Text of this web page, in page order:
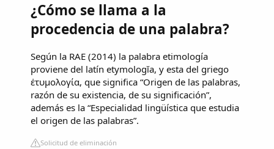
¿Cómo se llama a la
procedencia de una palabra?
Según la RAE (2014) la palabra etimología
proviene del latín etymologĭa, y esta del griego
ἐτυμολογία, que significa “Origen de las palabras,
razón de su existencia, de su significación”,
además es la “Especialidad lingüística que estudia
el origen de las palabras”.
Solicitud de eliminación